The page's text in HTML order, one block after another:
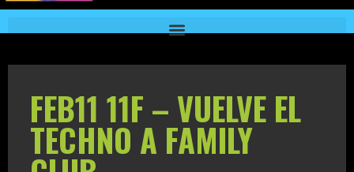
FEB11 11F – VUELVE EL
TECHNO A FAMILY